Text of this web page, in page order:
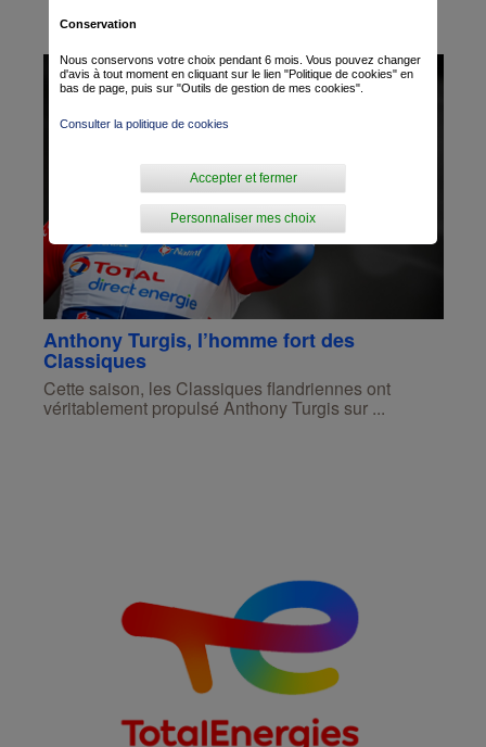
Anthony Turgis, l’homme fort des
Classiques
Cette saison, les Classiques flandriennes ont
véritablement propulsé Anthony Turgis sur ...
Conservation
Nous conservons votre choix pendant 6 mois. Vous pouvez changer
d'avis à tout moment en cliquant sur le lien "Politique de cookies" en
bas de page, puis sur "Outils de gestion de mes cookies".
Consulter la politique de cookies
Personnaliser mes choix
Accepter et fermer